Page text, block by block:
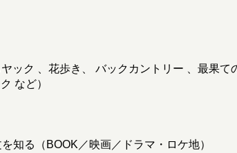
ック 、花歩き、 バックカントリー 、最果て
など）
知る（BOOK／映画／ドラマ・ロケ地）